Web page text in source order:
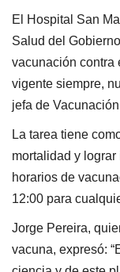
El Hospital San
Salud del
vacunación contra
vigente siempre,
jefa de
La tarea tiene
mortalidad y
horarios de
12:00 para
Jorge Pereira,
vacuna, expresó: